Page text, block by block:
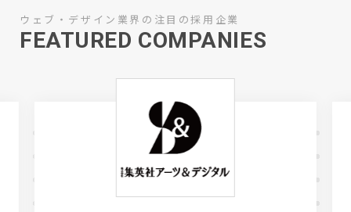
ウェブ・デザイン業界の注目の採用企業
FEATURED COMPANIES